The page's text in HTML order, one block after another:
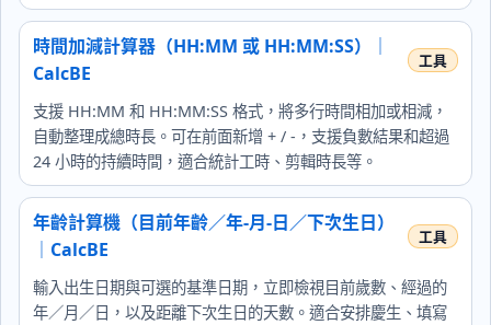
時間加減計算器（HH:MM 或 HH:MM:SS）｜
CalcBE
支援 HH:MM 和 HH:MM:SS 格式，將多行時間相加或相減，
自動整理成總時長。可在前面新增 + / -，支援負數結果和超過
24 小時的持續時間，適合統計工時、剪輯時長等。
年齡計算機（目前年齡／年-月-日／下次生日）
｜CalcBE
輸入出生日期與可選的基準日期，立即檢視目前歲數、經過的
年／月／日，以及距離下次生日的天數。適合安排慶生、填寫